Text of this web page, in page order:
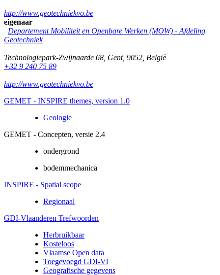
http://www.geotechniekvo.be
eigenaar
Departement Mobiliteit en Openbare Werken (MOW) - Afdeling
Geotechniek
Technologiepark-Zwijnaarde 68 Gent, 9052 België
+32 9 240 75 89
http://www.geotechniekvo.be
GEMET - INSPIRE themes, version 1.0
Geologie
GEMET - Concepten, versie 2.4
ondergrond
bodemmechanica
INSPIRE - Spatial scope
Regionaal
GDI-Vlaanderen Trefwoorden
Herbruikbaar
Kosteloos
Vlaamse Open data
Toegevoegd GDI-Vl
Geografische gegevens